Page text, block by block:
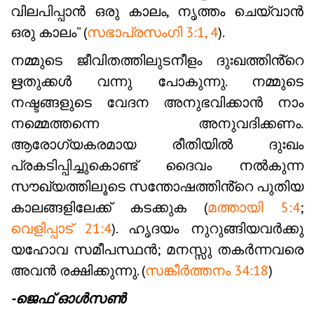
വിലപിപ്പാൻ ഒരു കാലം, നൃത്തം ചെയ്‌വാൻ
ഒരു കാലം” (സഭാപ്രസംഗി 3:1, 4).
നമ്മുടെ ജീവിതത്തിലുടനീളം ദുഃഖത്തിൻ്റെ
ഋതുക്കൾ വന്നു പോകുന്നു. നമ്മുടെ
നഷ്ടങ്ങളുടെ വേദന അനുഭവിക്കാൻ നാം
നമ്മെത്തന്നെ അനുവദിക്കണം.
ആരോഗ്യകരമായ രീതിയിൽ ദുഃഖം
പ്രകടിപ്പിച്ചുകൊണ്ട് ദൈവം നൽകുന്ന
സൗഖ്യത്തിലൂടെ സന്തോഷത്തിൻ്റെ പുതിയ
കാലങ്ങളിലേക്ക് കടക്കുക (മത്തായി 5:4;
വെളിപ്പാട് 21:4). ഹൃദയം നുറുങ്ങിയവർക്കു
യഹോവ സമീപസ്ഥൻ; മനസ്സു തകർന്നവരെ
അവൻ രക്ഷിക്കുന്നു. (സങ്കീർത്തനം 34:18)
-ജെഫ് ഓൾസൺ